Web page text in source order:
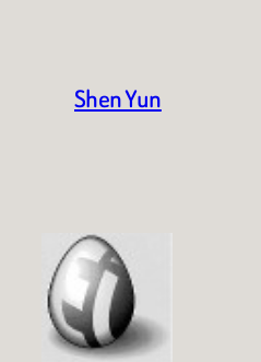
Shen Yun